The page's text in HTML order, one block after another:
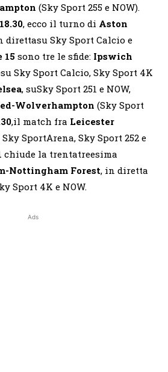
(Sky Sport 255 e NOW).
, ecco il turno di Aston
direttasu Sky Sport Calcio e
15 sono tre le sfide: Ipswich
Sky Sport Calcio, Sky Sport 4K
, suSky Sport 251 e NOW,
Wolverhampton (Sky Sport
,il match fra Leicester
Sky SportArena, Sky Sport 252 e
chiude la trentatreesima
Nottingham Forest, in diretta
Sport 4K e NOW.
Ads